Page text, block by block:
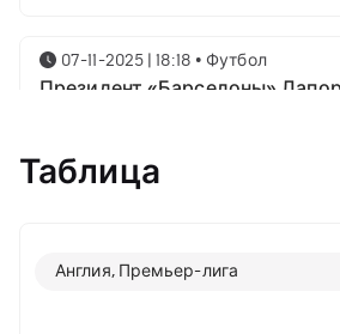
07-11-2025 | 18:18 • Футбол
Президент «Барселоны»
07-11-2025 | 16:23
ФИФА
Таблица
Англия, Премьер-лига